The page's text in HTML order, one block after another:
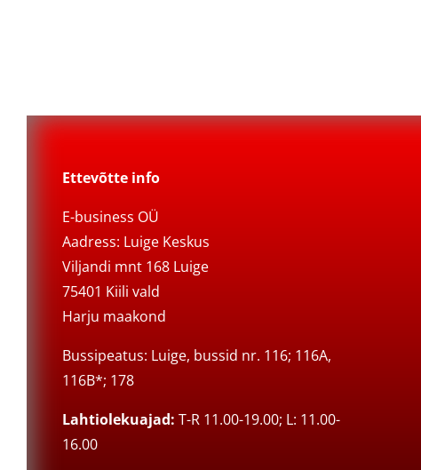
Ettevõtte info
E-business OÜ
Aadress: Luige Keskus
Viljandi mnt 168 Luige
75401 Kiili vald
Harju maakond
Bussipeatus: Luige, bussid nr. 116; 116A,
116B*; 178
Lahtiolekuajad: T-R 11.00-19.00; L: 11.00-
16.00